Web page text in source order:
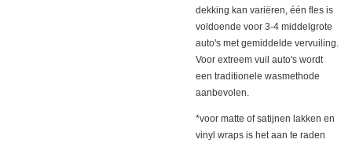
dekking kan variëren, één fles is
voldoende voor 3-4 middelgrote
auto's met gemiddelde vervuiling.
Voor extreem vuil auto's wordt
een traditionele wasmethode
aanbevolen.
*voor matte of satijnen lakken en
vinyl wraps is het aan te raden